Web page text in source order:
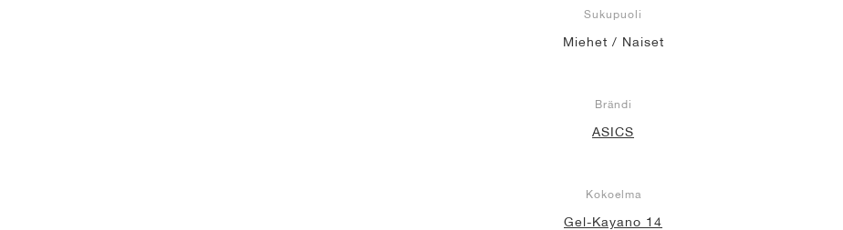
Sukupuoli
Miehet / Naiset
Brändi
ASICS
Kokoelma
Gel-Kayano 14